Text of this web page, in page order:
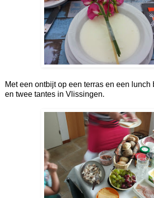
Met een ontbijt op een terras en een
en twee tantes in Vlissingen.